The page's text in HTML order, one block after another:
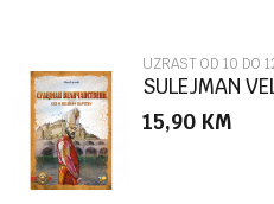
Poruka
UZRAST OD 10 DO
SULEJMAN
PROŠLOSTI
15,90 KM